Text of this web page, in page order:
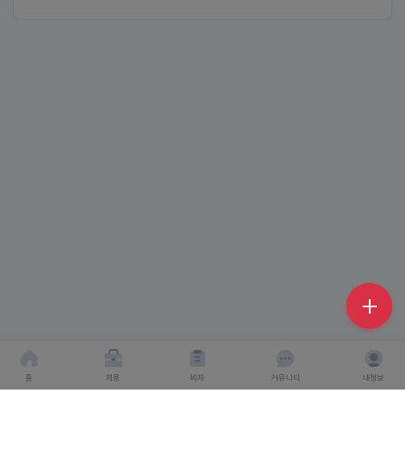
홈 채용 비자 커뮤니티 내정보